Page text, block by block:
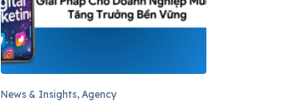
News & Insights, Agency